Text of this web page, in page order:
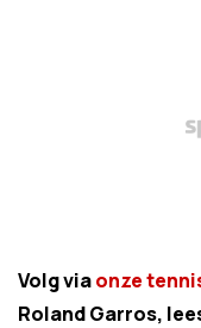
Volg viaonze
Roland Garros,